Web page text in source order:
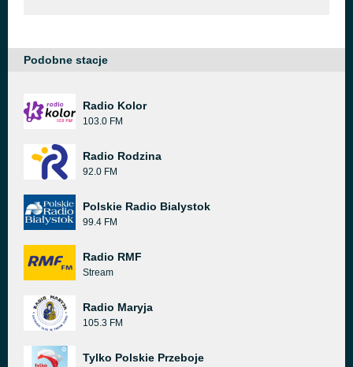
Podobne stacje
Radio Kolor
103.0 FM
Radio Rodzina
92.0 FM
Polskie Radio Bialystok
99.4 FM
Radio RMF
Stream
Radio Maryja
105.3 FM
Tylko Polskie Przeboje